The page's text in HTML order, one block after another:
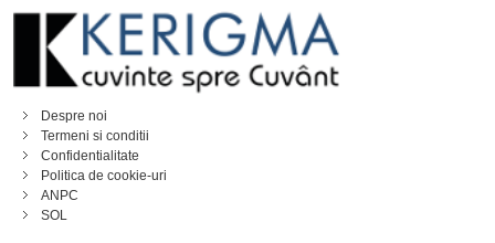
Despre noi
Termeni si conditii
Confidentialitate
Politica de cookie-uri
ANPC
SOL